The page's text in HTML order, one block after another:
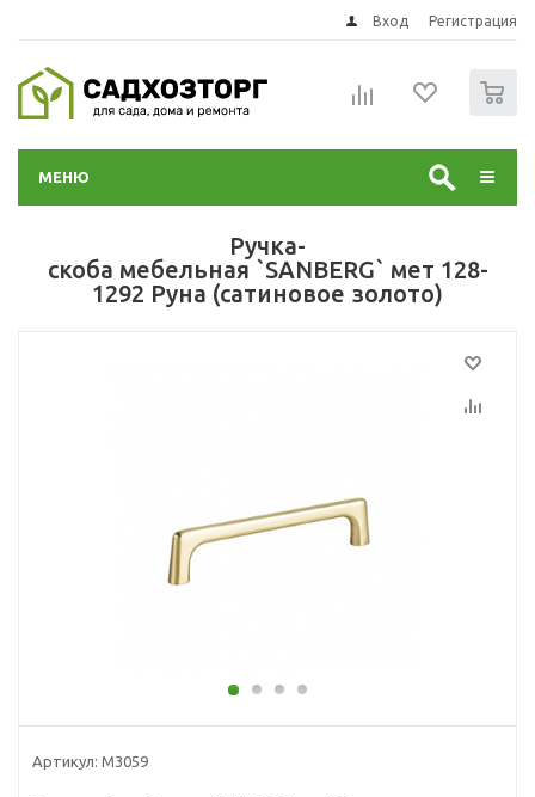
Вход Регистрация
МЕНЮ
Ручка-
скоба мебельная `SANBERG` мет 128-
1292 Руна (сатиновое золото)
Артикул: М3059